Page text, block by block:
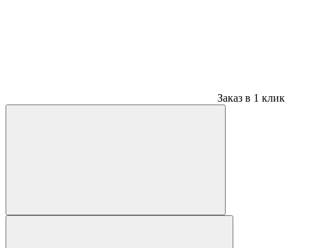
Заказ в 1 клик